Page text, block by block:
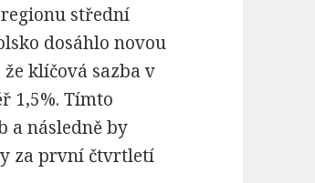
střední
dosáhlo novou
klíčová sazba v
1,5%. Tímto
a následně by
za první čtvrtletí